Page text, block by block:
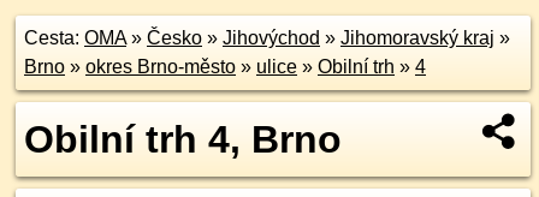
Cesta: OMA» Česko » Jihovýchod » Jihomoravský kraj »
Brno » okres Brno-město » ulice » Obilní trh » 4
Obilní trh 4, Brno